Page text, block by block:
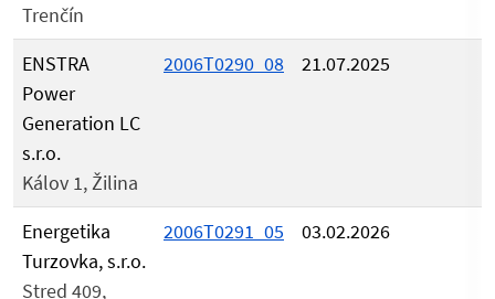
Trenčín
ENSTRA
Power
Generation LC
s.r.o.
Kálov 1, Žilina
2006T0290_08 21.07.2025
Energetika
Turzovka, s.r.o.
Stred 409,
2006T0291_05 03.02.2026